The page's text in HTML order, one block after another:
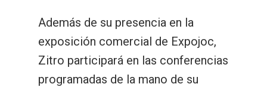
Además de su presencia en la
exposición comercial de Expojoc,
Zitro participará en las conferencias
programadas de la mano de su